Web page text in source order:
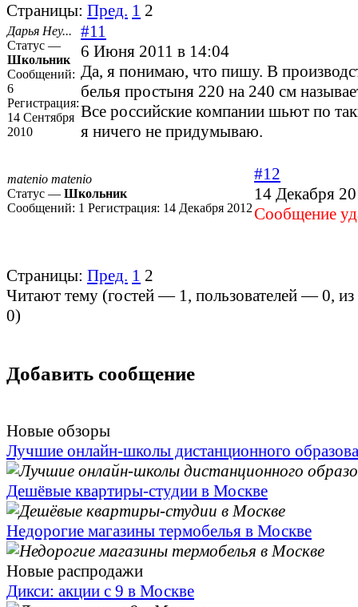
Страницы: Пред. 1 2
Дарья Неу...
Статус —
Школьник
Сообщений:
6
Регистрация:
14 Сентября
2010
#11
6 Июня 2011 в 14:04
Да, я понимаю, что пишу. В
белья простыня 220 на 240 см
Все российские компании шьют по
я ничего не придумываю.
matenio matenio
Статус — Школьник
Сообщений: 1 Регистрация: 14 Декабря 2012
#12
14 Декабря
Cообщение
Страницы: Пред. 1 2
Читают тему (гостей — 1, пользователей —0,
0)
Добавить сообщение
Новые обзоры
Лучшие онлайн-школы дистанционного
Дешёвые квартиры-студии в Москве
Недорогие магазины термобелья в Москве
Новые распродажи
Дикси: акции с 9 в Москве